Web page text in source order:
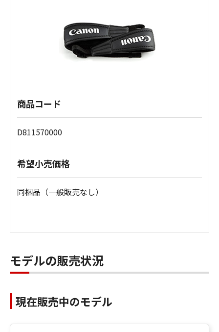
商品コード
D811570000
希望小売価格
同梱品（一般販売なし）
モデルの販売状況
現在販売中のモデル